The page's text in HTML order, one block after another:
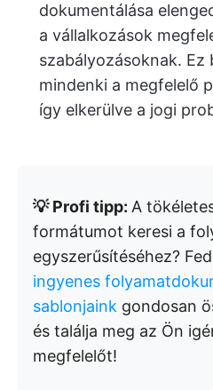
dokumentálása
a vállalkozások
szabályozásoknak. Ez
mindenki a megfelelő
így elkerülve a jogi
💡 Profi tipp: A
formátumot keresi a
egyszerűsítéséhez?
ingyenes
sablonjaink gondosan
és találja meg az Ön
megfelelőt!